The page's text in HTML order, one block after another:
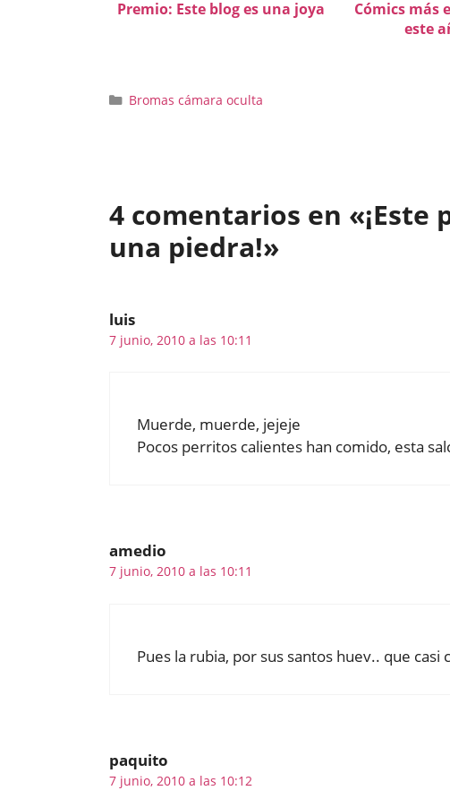
Premio: Este blog es una joya
Cómics más
este
Categorías
Bromas cámara oculta
4 comentarios en
una piedra!»
luis
7 junio, 2010 a las 10:11
Muerde, muerde, jejeje
Pocos perritos calientes han comido, esta
amedio
7 junio, 2010 a las 10:11
Pues la rubia, por sus santos huev.. que casi
paquito
7 junio, 2010 a las 10:12